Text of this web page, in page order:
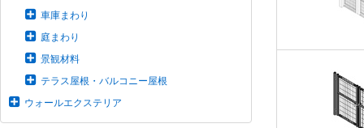
車庫まわり
庭まわり
景観材料
テラス屋根・バルコニー屋根
ウォールエクステリア